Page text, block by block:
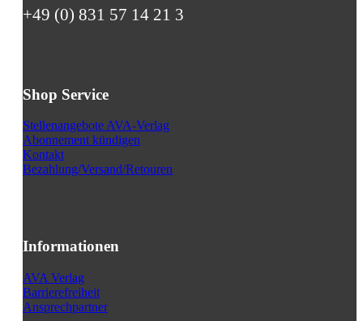
+49 (0) 831 57 14 21 3
Shop Service
Stellenangebote AVA-Verlag
Abonnement kündigen
Kontakt
Bezahlung/Versand/Retouren
Informationen
AVA Verlag
Barrierefreiheit
Ansprechpartner